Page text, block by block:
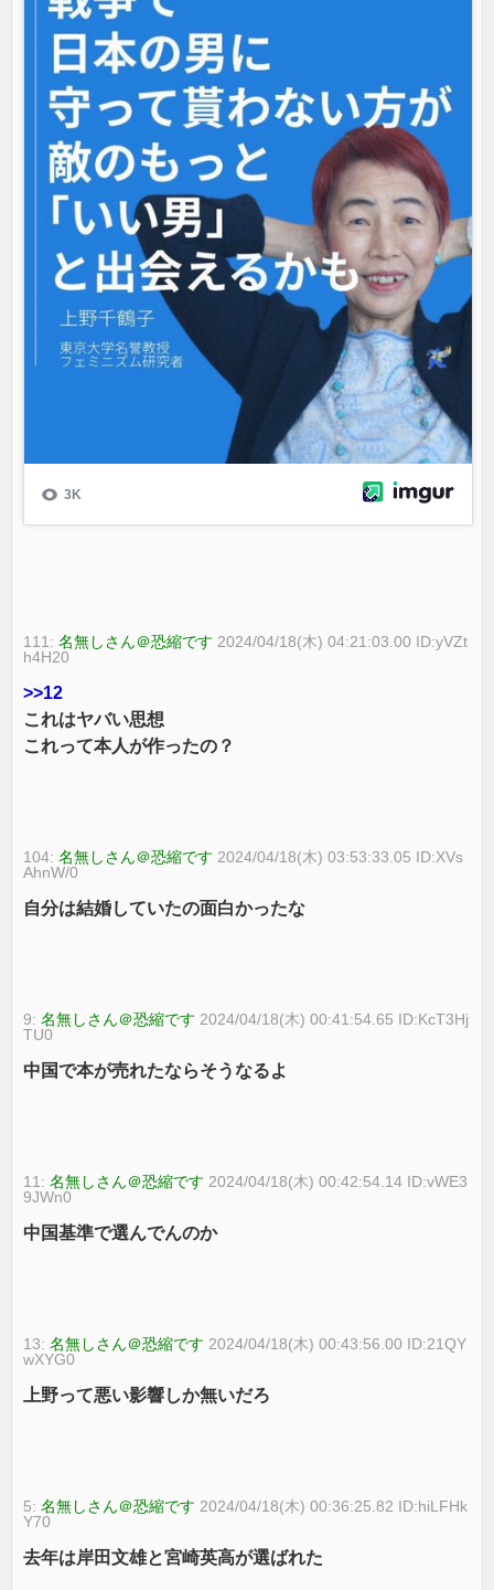
111:名無しさん＠恐縮です 2024/04/18(木) 04:21:03.00 ID:yVZt
h4H20
>>12
これはヤバい思想
これって本人が作ったの？
104:名無しさん＠恐縮です 2024/04/18(木) 03:53:33.05 ID:XVs
AhnW/0
自分は結婚していたの面白かったな
9:名無しさん＠恐縮です 2024/04/18(木) 00:41:54.65 ID:KcT3Hj
TU0
中国で本が売れたならそうなるよ
11:名無しさん＠恐縮です 2024/04/18(木) 00:42:54.14 ID:vWE3
9JWn0
中国基準で選んでんのか
13:名無しさん＠恐縮です 2024/04/18(木) 00:43:56.00 ID:21QY
wXYG0
上野って悪い影響しか無いだろ
5:名無しさん＠恐縮です 2024/04/18(木) 00:36:25.82 ID:hiLFHk
Y70
去年は岸田文雄と宮崎英高が選ばれた